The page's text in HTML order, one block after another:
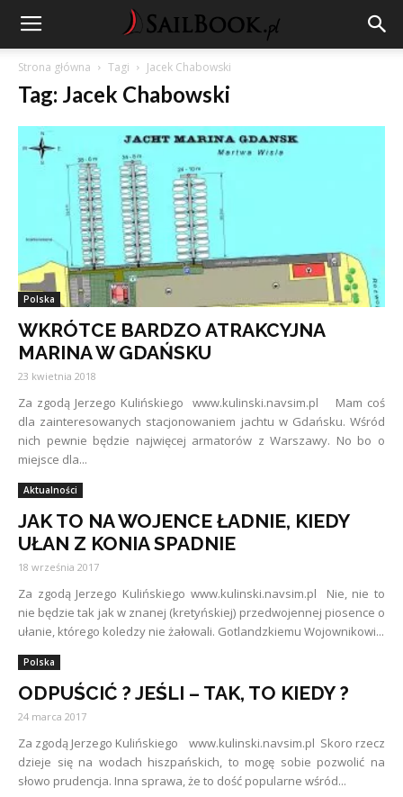
Strona główna Tagi Jacek Chabowski
Tag: Jacek Chabowski
Polska
WKRÓTCE BARDZO ATRAKCYJNA
MARINA W GDAŃSKU
23 kwietnia 2018
Za zgodą Jerzego Kulińskiego www.kulinski.navsim.pl Mam coś
dla zainteresowanych stacjonowaniem jachtu w Gdańsku. Wśród
nich pewnie będzie najwięcej armatorów z Warszawy. No bo o
miejsce dla...
Aktualności
JAK TO NA WOJENCE ŁADNIE, KIEDY
UŁAN Z KONIA SPADNIE
18 września 2017
Za zgodą Jerzego Kulińskiego www.kulinski.navsim.pl Nie, nie to
nie będzie tak jak w znanej (kretyńskiej) przedwojennej piosence o
ułanie, którego koledzy nie żałowali. Gotlandzkiemu Wojownikowi...
Polska
ODPUŚCIĆ ? JEŚLI – TAK, TO KIEDY ?
24 marca 2017
Za zgodą Jerzego Kulińskiego www.kulinski.navsim.pl Skoro rzecz
dzieje się na wodach hiszpańskich, to mogę sobie pozwolić na
słowo prudencja. Inna sprawa, że to dość popularne wśród...